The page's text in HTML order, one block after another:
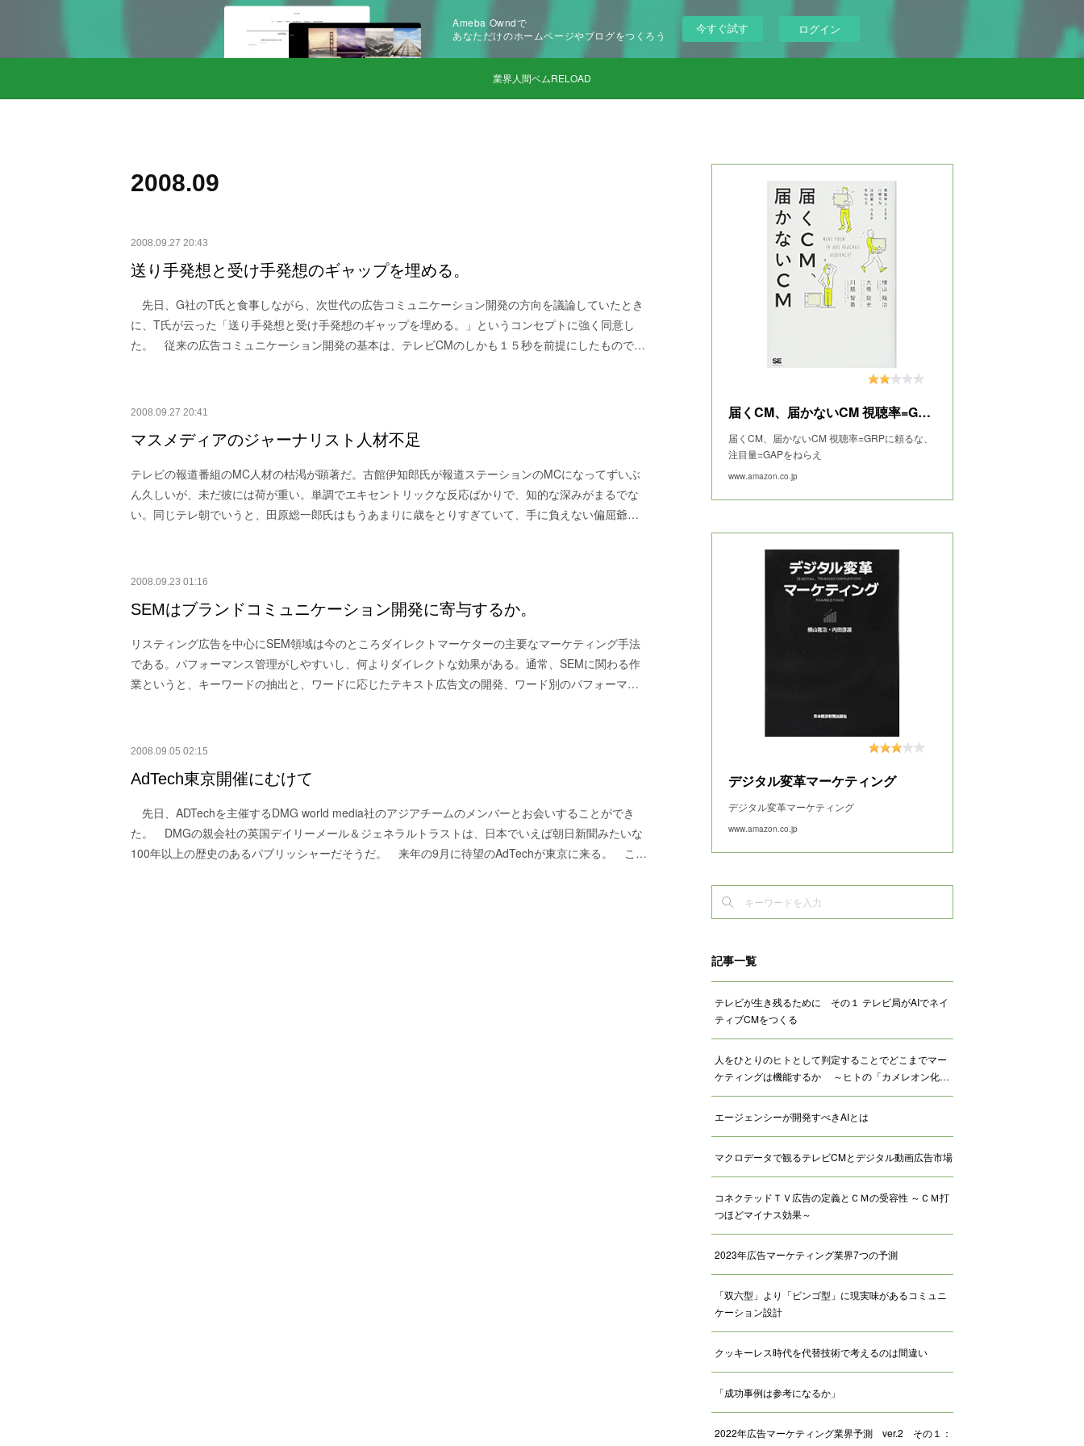
Ameba Owndで
あなただけのホームページやブログをつくろう
今すぐ試す ログイン
業界人間ベムRELOAD
2008.09
2008.09.27 20:43
送り手発想と受け手発想のギャップを埋める。
先日、G社のT氏と食事しながら、次世代の広告コミュニケーション開発の方向を議論していたとき
に、T氏が云った「送り手発想と受け手発想のギャップを埋める。」というコンセプトに強く同意し
た。 従来の広告コミュニケーション開発の基本は、テレビCMのしかも１５秒を前提にしたもので…
2008.09.27 20:41
マスメディアのジャーナリスト人材不足
テレビの報道番組のMC人材の枯渇が顕著だ。古館伊知郎氏が報道ステーションのMCになってずいぶ
ん久しいが、未だ彼には荷が重い。単調でエキセントリックな反応ばかりで、知的な深みがまるでな
い。同じテレ朝でいうと、田原総一郎氏はもうあまりに歳をとりすぎていて、手に負えない偏屈爺…
2008.09.23 01:16
SEMはブランドコミュニケーション開発に寄与するか。
リスティング広告を中心にSEM領域は今のところダイレクトマーケターの主要なマーケティング手法
である。パフォーマンス管理がしやすいし、何よりダイレクトな効果がある。通常、SEMに関わる作
業というと、キーワードの抽出と、ワードに応じたテキスト広告文の開発、ワード別のパフォーマ…
2008.09.05 02:15
AdTech東京開催にむけて
先日、ADTechを主催するDMG world media社のアジアチームのメンバーとお会いすることができ
た。 DMGの親会社の英国デイリーメール＆ジェネラルトラストは、日本でいえば朝日新聞みたいな
100年以上の歴史のあるパブリッシャーだそうだ。 来年の9月に待望のAdTechが東京に来る。 こ…
届くCM、届かないCM 視聴率=GRPに頼るな、注目量=GAPをねらえ
届くCM、届かないCM 視聴率=GRPに頼るな、
注目量=GAPをねらえ
www.amazon.co.jp
デジタル変革マーケティング
デジタル変革マーケティング
www.amazon.co.jp
記事一覧
テレビが生き残るために その１ テレビ局がAIでネイ
ティブCMをつくる
人をひとりのヒトとして判定することでどこまでマー
ケティングは機能するか ～ヒトの「カメレオン化…
エージェンシーが開発すべきAIとは
マクロデータで観るテレビCMとデジタル動画広告市場
コネクテッドＴＶ広告の定義とＣＭの受容性 ～ＣＭ打
つほどマイナス効果～
2023年広告マーケティング業界7つの予測
「双六型」より「ビンゴ型」に現実味があるコミュニ
ケーション設計
クッキーレス時代を代替技術で考えるのは間違い
「成功事例は参考になるか」
2022年広告マーケティング業界予測 ver.2 その１：